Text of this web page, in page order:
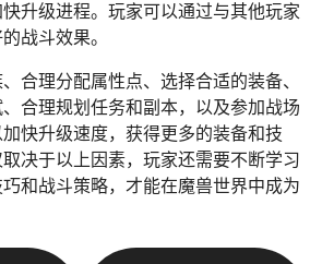
升级进程。玩家可以通过与其他玩家
战斗效果。
合理分配属性点、选择合适的装备、
合理规划任务和副本，以及参加战场
快升级速度，获得更多的装备和技
决于以上因素，玩家还需要不断学习
和战斗策略，才能在魔兽世界中成为